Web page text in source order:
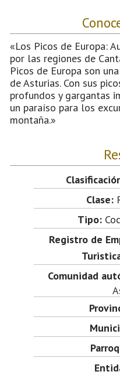
«Los Picos de Europa:
por las regiones de
Picos de Europa son
de Asturias. Con sus
profundos y gargantas
un paraíso para los
montaña.»
Clase:
Tipo:
Registro de
Comunidad